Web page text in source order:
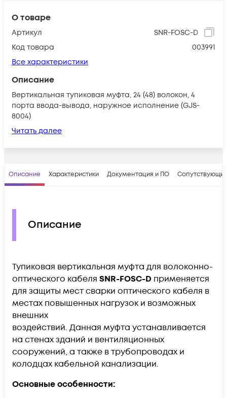
О товаре
Артикул
SNR-FOSC-D
Код товара
003991
Все характеристики
Описание
Вертикальная тупиковая муфта, 24 (48) волокон, 4
порта ввода-вывода, наружное исполнение (GJS-
8004)
Читать далее
Описание Характеристики Документация и ПО
Описание
Тупиковая вертикальная муфта для волоконно-
оптического кабеля SNR-FOSC-D применяется
для защиты мест сварки оптического кабеля в
местах повышенных нагрузок и возможных
внешних
воздействий. Данная муфта устанавливается
на стенах зданий и вентиляционных
сооружений, а также в трубопроводах и
колодцах кабельной канализации.
Основные особенности: